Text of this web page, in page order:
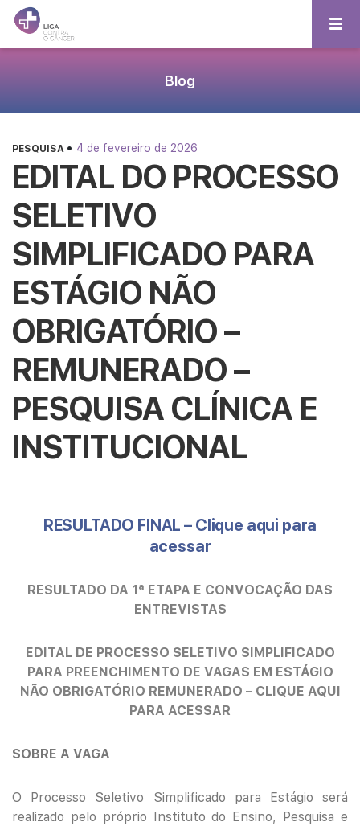
Blog
PESQUISA • 4 de fevereiro de 2026
EDITAL DO PROCESSO
SELETIVO
SIMPLIFICADO PARA
ESTÁGIO NÃO
OBRIGATÓRIO –
REMUNERADO –
PESQUISA CLÍNICA E
INSTITUCIONAL
RESULTADO FINAL – Clique aqui para
acessar
RESULTADO DA 1ª ETAPA E CONVOCAÇÃO DAS
ENTREVISTAS
EDITAL DE PROCESSO SELETIVO SIMPLIFICADO
PARA PREENCHIMENTO DE VAGAS EM ESTÁGIO
NÃO OBRIGATÓRIO REMUNERADO – CLIQUE AQUI
PARA ACESSAR
SOBRE A VAGA
O Processo Seletivo Simplificado para Estágio será
realizado pelo próprio Instituto do Ensino, Pesquisa e